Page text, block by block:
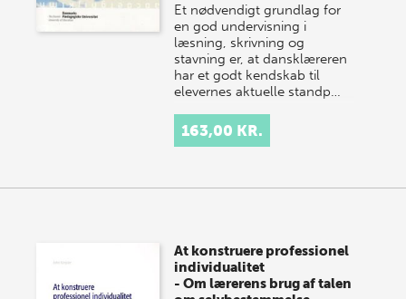
Et nødvendigt grundlag for
en god undervisning i
læsning, skrivning og
stavning er, at dansklæreren
har et godt kendskab til
elevernes aktuelle standp…
163,00 KR.
At konstruere professionel
individualitet
- Om lærerens brug af talen